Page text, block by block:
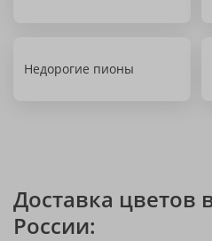
Недорогие пионы
Доставка цветов
России: